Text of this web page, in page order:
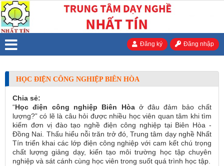
Đăng ký Đăng nhập
HỌC ĐIỆN CÔNG NGHIỆP BIÊN HÒA
Chia sẻ:
“Học điện công nghiệp Biên Hòaở đâu đảm bảo chất
lượng?” có lẽ là câu hỏi được nhiều học viên quan tâm khi tìm
kiếm đơn vị đào tạo nghề điện công nghiệp tại Biên Hòa -
Đồng Nai. Thấu hiểu nỗi trăn trở đó, Trung tâm dạy nghề Nhất
Tín triển khai các lớp điện công nghiệp với cam kết chú trọng
chất lượng giảng dạy, kiến tạo môi trường học tập chuyên
nghiệp và sát cánh cùng học viên trong suốt quá trình học tập.